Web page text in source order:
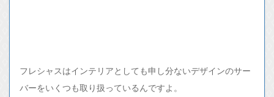
フレシャスはインテリアとしても申し分ないデザインのサー
バーをいくつも取り扱っているんですよ。